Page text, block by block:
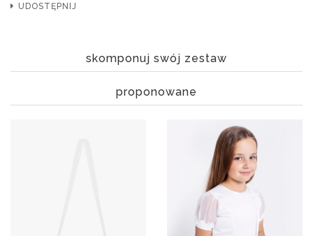
UDOSTĘPNIJ
skomponuj swój zestaw
proponowane